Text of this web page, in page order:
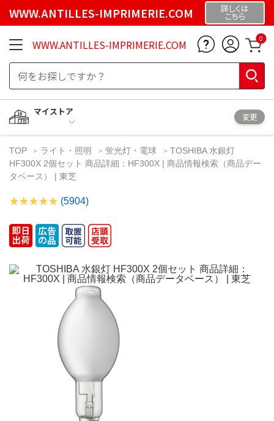
WWW.ANTILLES-IMPRIMERIE.COM 詳しくは
こちら
WWW.ANTILLES-IMPRIMERIE.COM 0
マイストア
変更
TOP ライト・照明 蛍光灯・電球
TOSHIBA 水銀灯
HF300X 2個セット 商品詳細：HF300X | 商品情報検索（商品デー
タベース） | 東芝
(5904)